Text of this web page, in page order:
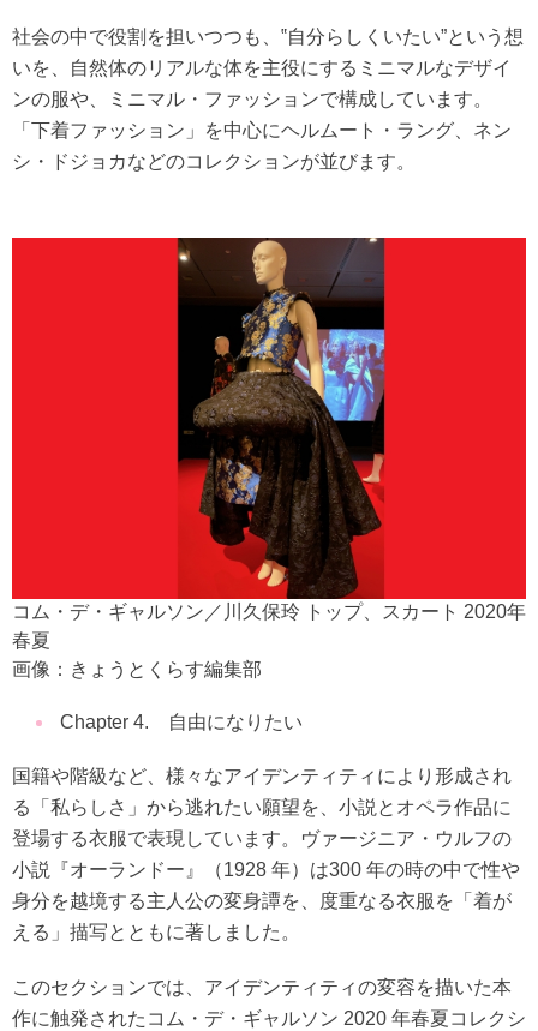
社会の中で役割を担いつつも、‟自分らしくいたい”という想
いを、自然体のリアルな体を主役にするミニマルなデザイ
ンの服や、ミニマル・ファッションで構成しています。
「下着ファッション」を中心にヘルムート・ラング、ネン
シ・ドジョカなどのコレクションが並びます。
コム・デ・ギャルソン／川久保玲 トップ、スカート 2020年
春夏
画像：きょうとくらす編集部
Chapter 4. 自由になりたい
国籍や階級など、様々なアイデンティティにより形成され
る「私らしさ」から逃れたい願望を、小説とオペラ作品に
登場する衣服で表現しています。ヴァージニア・ウルフの
小説『オーランドー』（1928 年）は300 年の時の中で性や
身分を越境する主人公の変身譚を、度重なる衣服を「着が
える」描写とともに著しました。
このセクションでは、アイデンティティの変容を描いた本
作に触発されたコム・デ・ギャルソン 2020 年春夏コレクシ